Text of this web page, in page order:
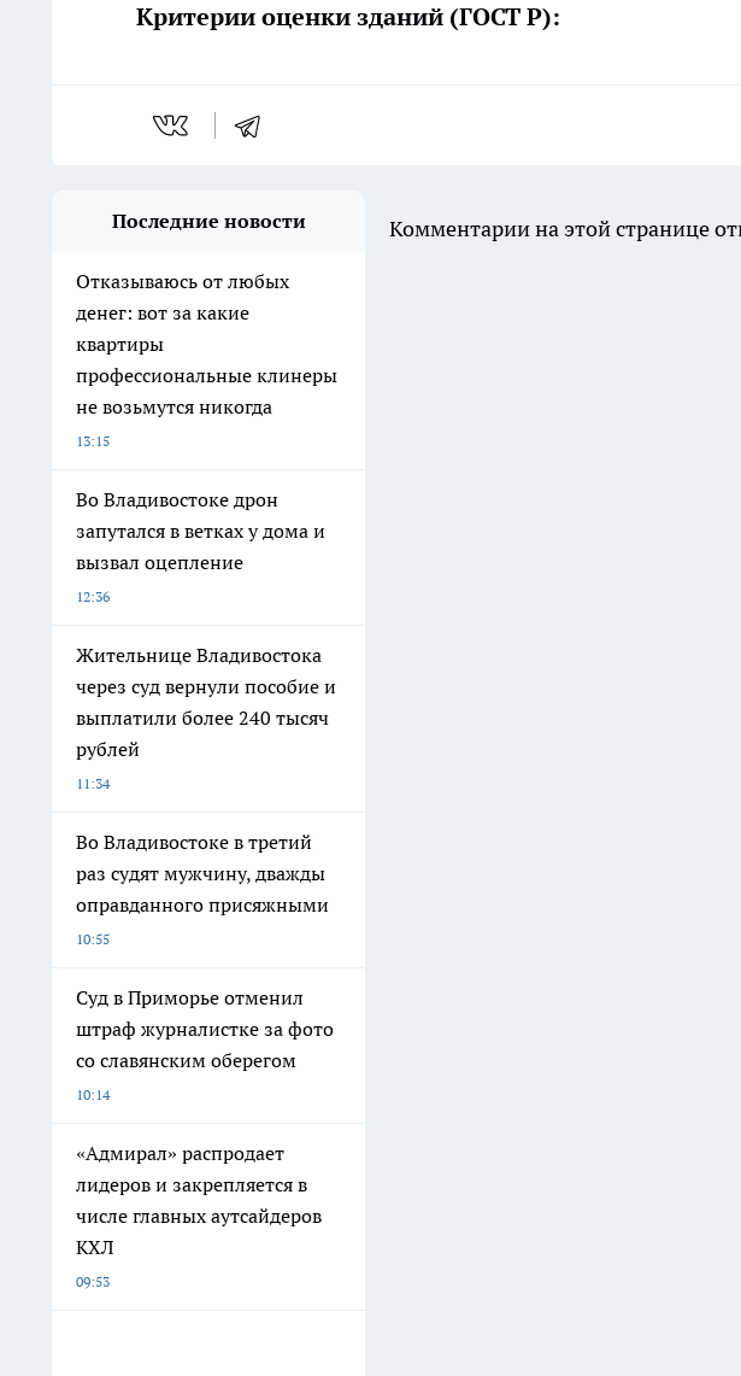
Критерии оценки зданий (ГОСТ Р):
Последние новости
Отказываюсь от любых
денег: вот за какие
квартиры
профессиональные клинеры
не возьмутся никогда
13:15
Во Владивостоке дрон
запутался в ветках у дома и
вызвал оцепление
12:36
Жительнице Владивостока
через суд вернули пособие и
выплатили более 240 тысяч
рублей
11:34
Во Владивостоке в третий
раз судят мужчину, дважды
оправданного присяжными
10:55
Суд в Приморье отменил
штраф журналистке за фото
со славянским оберегом
10:14
«Адмирал» распродает
лидеров и закрепляется в
числе главных аутсайдеров
КХЛ
09:53
Комментарии на этой странице